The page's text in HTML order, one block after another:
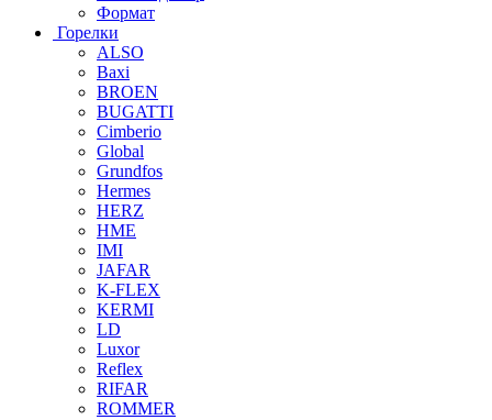
Формат
Горелки
ALSO
Baxi
BROEN
BUGATTI
Cimberio
Global
Grundfos
Hermes
HERZ
HME
IMI
JAFAR
K-FLEX
KERMI
LD
Luxor
Reflex
RIFAR
ROMMER